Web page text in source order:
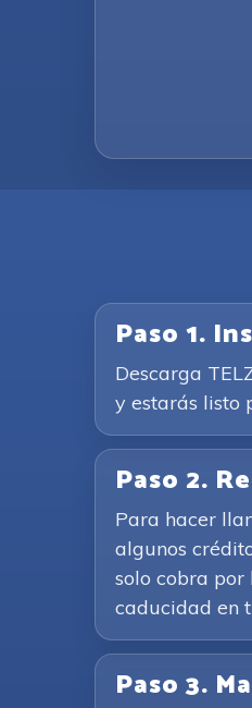
Paso 1.
Descarga
y estarás listo
Paso 2.
Para hacer
algunos
solo cobra
caducidad en
Paso 3.